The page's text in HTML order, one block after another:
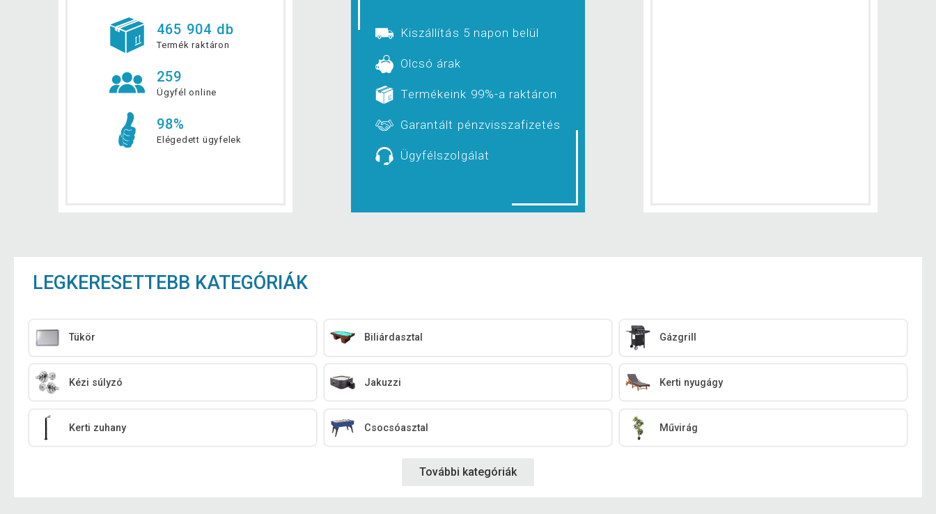
465 904 db
Termék raktáron
259
Ügyfél online
98%
Elégedett ügyfelek
Kiszállítás 5 napon belül
Olcsó árak
Termékeink 99%-a raktáron
Garantált pénzvisszafizetés
Ügyfélszolgálat
LEGKERESETTEBB KATEGÓRIÁK
Tükör Biliárdasztal Gázgrill
Kézi súlyzó Jakuzzi Kerti nyugágy
Kerti zuhany Csocsóasztal Művirág
További kategóriák